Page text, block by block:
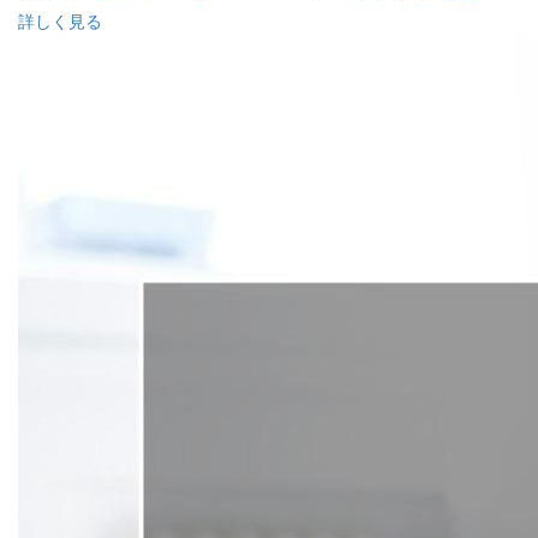
詳しく見る